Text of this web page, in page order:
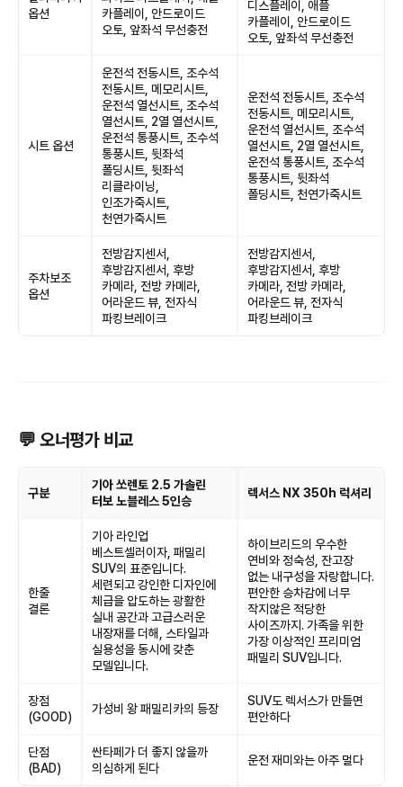
옵션
카플레이, 안드로이드
오토, 앞좌석 무선충전
디스플레이, 애플
카플레이, 안드로이드
오토, 앞좌석 무선충전
시트 옵션
운전석 전동시트, 조수석
전동시트, 메모리시트,
운전석 열선시트, 조수석
열선시트, 2열 열선시트,
운전석 통풍시트, 조수석
통풍시트, 뒷좌석
폴딩시트, 뒷좌석
리클라이닝,
인조가죽시트,
천연가죽시트
운전석 전동시트, 조수석
전동시트, 메모리시트,
운전석 열선시트, 조수석
열선시트, 2열 열선시트,
운전석 통풍시트, 조수석
통풍시트, 뒷좌석
폴딩시트, 천연가죽시트
주차보조
옵션
전방감지센서,
후방감지센서, 후방
카메라, 전방 카메라,
어라운드 뷰, 전자식
파킹브레이크
전방감지센서,
후방감지센서, 후방
카메라, 전방 카메라,
어라운드 뷰, 전자식
파킹브레이크
💬 오너평가 비교
구분
기아 쏘렌토 2.5 가솔린
터보 노블레스 5인승
렉서스 NX 350h 럭셔리
한줄
결론
기아 라인업
베스트셀러이자, 패밀리
SUV의 표준입니다.
세련되고 강인한 디자인에
체급을 압도하는 광활한
실내 공간과 고급스러운
내장재를 더해, 스타일과
실용성을 동시에 갖춘
모델입니다.
하이브리드의 우수한
연비와 정숙성, 잔고장
없는 내구성을 자랑합니다.
편안한 승차감에 너무
작지않은 적당한
사이즈까지. 가족을 위한
가장 이상적인 프리미엄
패밀리 SUV입니다.
장점
(GOOD)
가성비 왕 패밀리카의 등장
SUV도 렉서스가 만들면
편안하다
단점
(BAD)
싼타페가 더 좋지 않을까
의심하게 된다
운전 재미와는 아주 멀다